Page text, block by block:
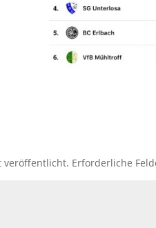
veröffentlicht. Erforderliche